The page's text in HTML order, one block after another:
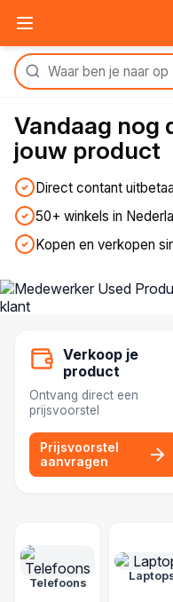
Vandaag nog
jouw product
Direct contant
50+ winkels in
Kopen en verkopen
Verkoop je
product
Ontvang direct een
prijsvoorstel
Prijsvoorstel
aanvragen
Telefoons